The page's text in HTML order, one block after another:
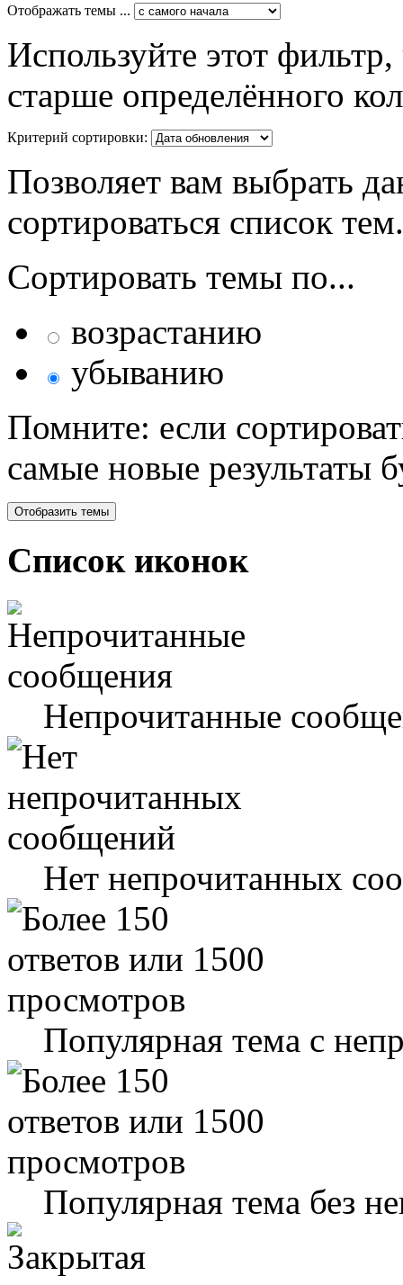
Отображать темы ...
Используйте этот
старше определённого
Критерий сортировки:
Позволяет вам выбрать
сортироваться список тем.
Сортировать темы по...
возрастанию
убыванию
Помните: если
самые новые результаты
Список иконок
Непрочитанные
Нет непрочитанных
Популярная тема с
Популярная тема без